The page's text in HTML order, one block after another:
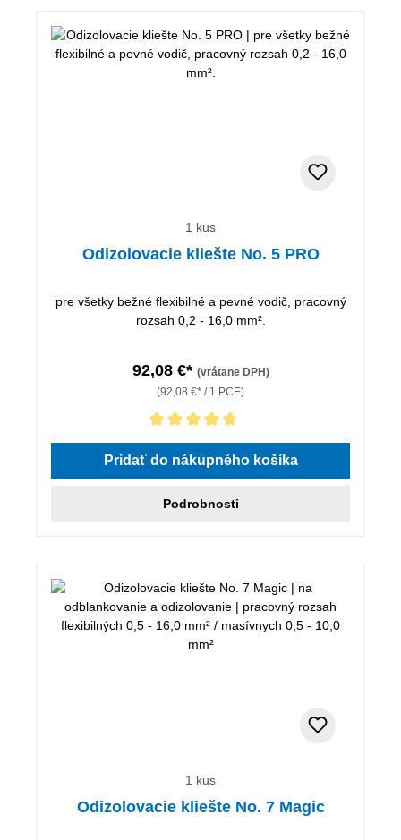
1 kus
Odizolovacie kliešte No. 5 PRO
pre všetky bežné flexibilné a pevné vodič, pracovný
rozsah 0,2 - 16,0 mm².
92,08 €* (vrátane DPH)
(92,08 €* / 1 PCE)
Priemerné hodnotenie 4.75 z 5 hviezdičiek
Pridať do nákupného košíka
Podrobnosti
1 kus
Odizolovacie kliešte No. 7 Magic